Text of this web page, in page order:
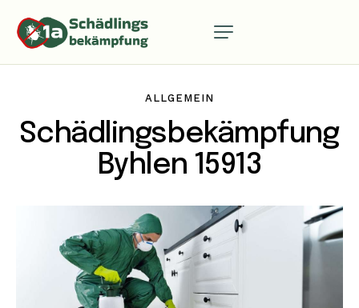
ALLGEMEIN
Schädlingsbekämpfung
Byhlen 15913